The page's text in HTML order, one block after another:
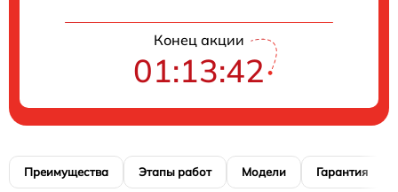
Конец акции
01:13:41
Преимущества Этапы работ Модели Гарантия